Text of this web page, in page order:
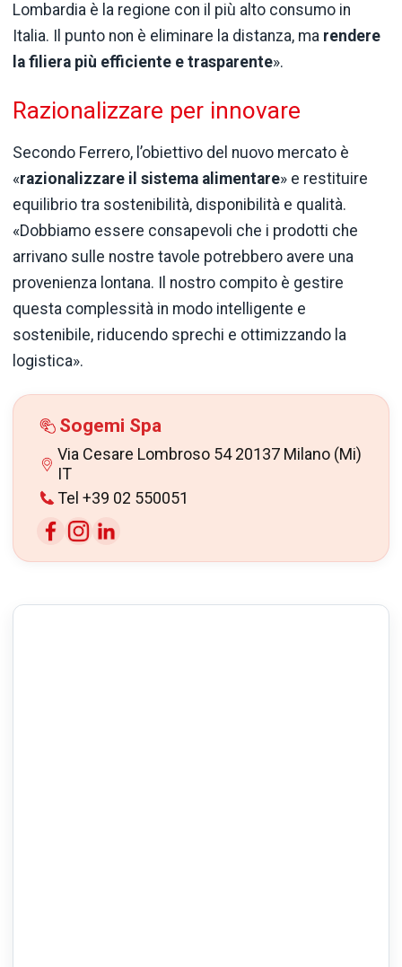
Lombardia è la regione con il più alto consumo in
Italia. Il punto non è eliminare la distanza, ma rendere
la filiera più efficiente e trasparente».
Razionalizzare per innovare
Secondo Ferrero, l’obiettivo del nuovo mercato è
«razionalizzare il sistema alimentare» e restituire
equilibrio tra sostenibilità, disponibilità e qualità.
«Dobbiamo essere consapevoli che i prodotti che
arrivano sulle nostre tavole potrebbero avere una
provenienza lontana. Il nostro compito è gestire
questa complessità in modo intelligente e
sostenibile, riducendo sprechi e ottimizzando la
logistica».
Sogemi Spa
Via Cesare Lombroso 54 20137 Milano (Mi)
IT
Tel +39 02 550051